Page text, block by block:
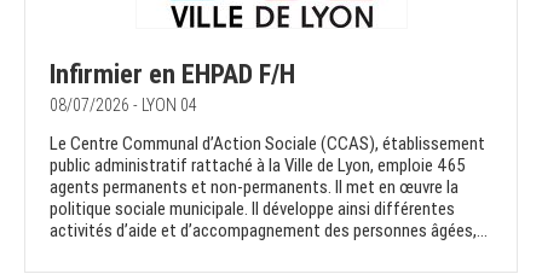
Infirmier en EHPAD F/H
08/07/2026 - LYON 04
Le Centre Communal d’Action Sociale (CCAS), établissement
public administratif rattaché à la Ville de Lyon, emploie 465
agents permanents et non-permanents. Il met en œuvre la
politique sociale municipale. Il développe ainsi différentes
activités d’aide et d’accompagnement des personnes âgées,...